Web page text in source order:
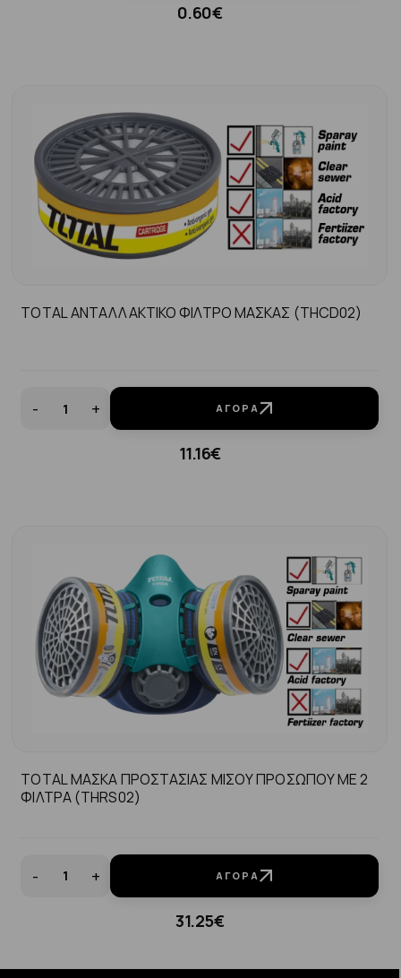
0.60€
TOTAL ΑΝΤΑΛΛΑΚΤΙΚΟ ΦΙΛΤΡΟ ΜΑΣΚΑΣ (THCD02)
- + ΑΓΟΡΆ
11.16€
TOTAL ΜΑΣΚΑ ΠΡΟΣΤΑΣΙΑΣ ΜΙΣΟΥ ΠΡΟΣΩΠΟΥ ΜΕ 2
ΦΙΛΤΡΑ (THRS02)
- + ΑΓΟΡΆ
31.25€